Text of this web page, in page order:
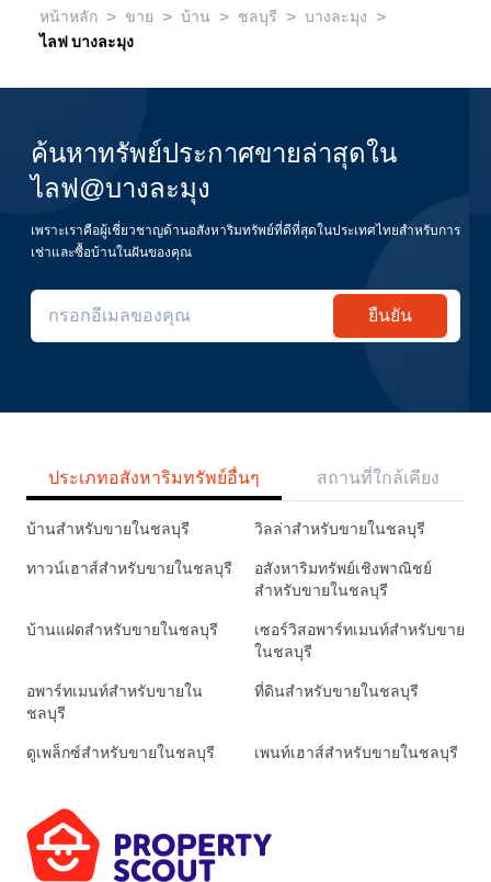
หน้าหลัก > ขาย > บ้าน > ชลบุรี > บางละมุง >
ไลฟ บางละมุง
ค้นหาทรัพย์ประกาศขายล่าสุดใน
ไลฟ@บางละมุง
เพราะเราคือผู้เชี่ยวชาญด้านอสังหาริมทรัพย์ที่ดีที่สุดในประเทศไทยสำหรับการ
เช่าและซื้อบ้านในฝันของคุณ
ยืนยัน
ประเภทอสังหาริมทรัพย์อื่นๆ สถานที่ใกล้เคียง
บ้านสำหรับขายในชลบุรี วิลล่าสำหรับขายในชลบุรี
ทาวน์เฮาส์สำหรับขายในชลบุรี
อสังหาริมทรัพย์เชิงพาณิชย์
สำหรับขายในชลบุรี
บ้านแฝดสำหรับขายในชลบุรี
เซอร์วิสอพาร์ทเมนท์สำหรับขาย
ในชลบุรี
อพาร์ทเมนท์สำหรับขายใน
ชลบุรี
ที่ดินสำหรับขายในชลบุรี
ดูเพล็กซ์สำหรับขายในชลบุรี เพนท์เฮาส์สำหรับขายในชลบุรี